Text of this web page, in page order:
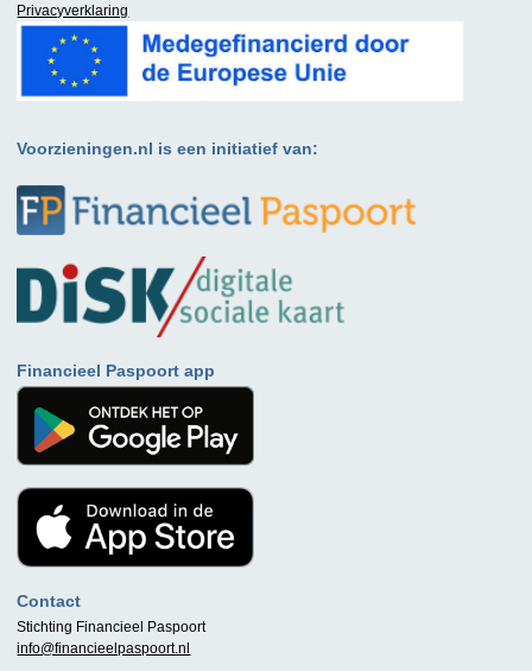
Privacyverklaring
Voorzieningen.nl is een initiatief van:
Financieel Paspoort app
Contact
Stichting Financieel Paspoort
info@financieelpaspoort.nl